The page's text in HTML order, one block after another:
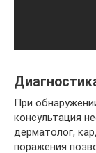
При
консультация
дерматолог,
поражения